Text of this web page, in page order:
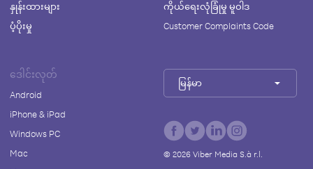
နှုန်းထားများ
ပံ့ပိုးမှု
ကိုယ်ရေးလုံခြုံမှု မူဝါဒ
Customer Complaints Code
ဒေါင်းလုတ်
Android
iPhone & iPad
Windows PC
Mac
မြန်မာ
© 2026Viber Media S.à r.l.